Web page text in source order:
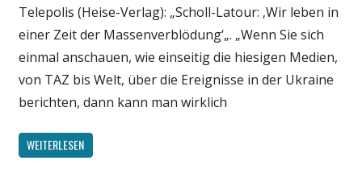
Telepolis (Heise-Verlag): „Scholl-Latour: ‚Wir leben in
einer Zeit der Massenverblödung‘„. „Wenn Sie sich
einmal anschauen, wie einseitig die hiesigen Medien,
von TAZ bis Welt, über die Ereignisse in der Ukraine
berichten, dann kann man wirklich
WEITERLESEN